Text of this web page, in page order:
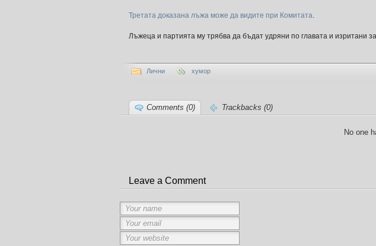
Третата доказана лъжа може да видите при Комитата.
Лъжеца и партията му трябва да бъдат удряни по главата и изритани
Лични хумор
Comments (0) Trackbacks (0)
No one
Leave a Comment